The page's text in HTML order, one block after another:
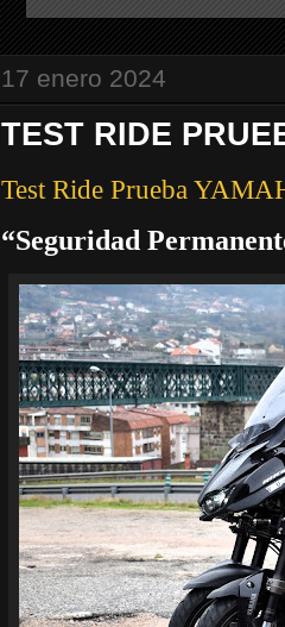
17 enero 2024
TEST RIDE
Test Ride Prueba
“Seguridad